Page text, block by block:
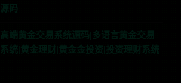
源码
高端黄金交易系统源码|多语言黄金交易
系统|黄金理财|黄金金投资|投资理财系统